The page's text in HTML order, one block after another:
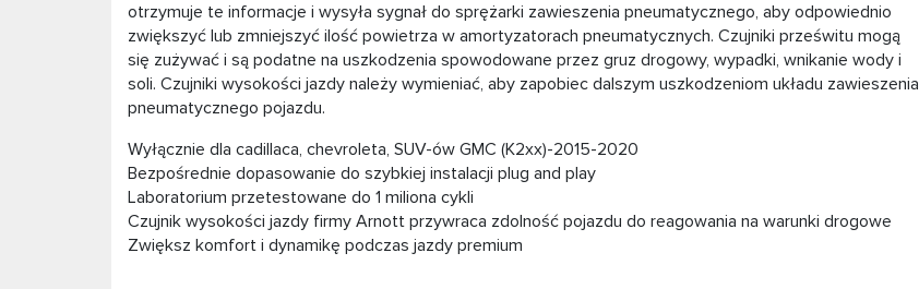
otrzymuje te informacje i wysyła sygnał do sprężarki zawieszenia pneumatycznego, aby odpowiednio
zwiększyć lub zmniejszyć ilość powietrza w amortyzatorach pneumatycznych. Czujniki prześwitu mogą
się zużywać i są podatne na uszkodzenia spowodowane przez gruz drogowy, wypadki, wnikanie wody i
soli. Czujniki wysokości jazdy należy wymieniać, aby zapobiec dalszym uszkodzeniom układu zawieszenia
pneumatycznego pojazdu.
Wyłącznie dla cadillaca, chevroleta, SUV-ów GMC (K2xx)-2015-2020
Bezpośrednie dopasowanie do szybkiej instalacji plug and play
Laboratorium przetestowane do 1 miliona cykli
Czujnik wysokości jazdy firmy Arnott przywraca zdolność pojazdu do reagowania na warunki drogowe
Zwiększ komfort i dynamikę podczas jazdy premium